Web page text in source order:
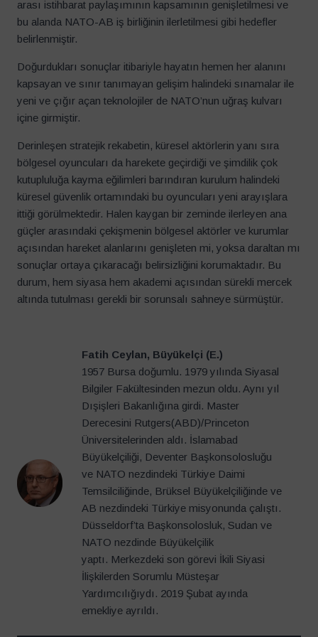
arası istihbarat paylaşımının kapsamının genişletilmesi ve
bu alanda NATO-AB iş birliğinin ilerletilmesi gibi hedefler
belirlenmiştir.
Doğurdukları sonuçlar itibariyle hayatın hemen her alanını
kapsayan ve sınır tanımayan gelişim halindeki sınamalar ile
yeni ve çığır açan teknolojiler de NATO’nun uğraş kulvarı
içine girmiştir.
Derinleşen stratejik rekabetin, küresel aktörlerin yanı sıra
bölgesel oyuncuları da harekete geçirdiği ve şimdilik çok
kutupluluğa kayma eğilimleri barındıran kurulum halindeki
küresel güvenlik ortamındaki bu oyuncuları yeni arayışlara
ittiği görülmektedir. Halen kaygan bir zeminde ilerleyen ana
güçler arasındaki çekişmenin bölgesel aktörler ve kurumlar
açısından hareket alanlarını genişleten mi, yoksa daraltan mı
sonuçlar ortaya çıkaracağı belirsizliğini korumaktadır. Bu
durum, hem siyasa hem akademi açısından sürekli mercek
altında tutulması gerekli bir sorunsalı sahneye sürmüştür.
Fatih Ceylan, Büyükelçi (E.)
1957 Bursa doğumlu. 1979 yılında Siyasal
Bilgiler Fakültesinden mezun oldu. Aynı yıl
Dışişleri Bakanlığına girdi. Master
Derecesini Rutgers(ABD)/Princeton
Üniversitelerinden aldı. İslamabad
Büyükelçiliği, Deventer Başkonsolosluğu
ve NATO nezdindeki Türkiye Daimi
Temsilciliğinde, Brüksel Büyükelçiliğinde ve
AB nezdindeki Türkiye misyonunda çalıştı.
Düsseldorf’ta Başkonsolosluk, Sudan ve
NATO nezdinde Büyükelçilik
yaptı. Merkezdeki son görevi İkili Siyasi
İlişkilerden Sorumlu Müsteşar
Yardımcılığıydı. 2019 Şubat ayında
emekliye ayrıldı.